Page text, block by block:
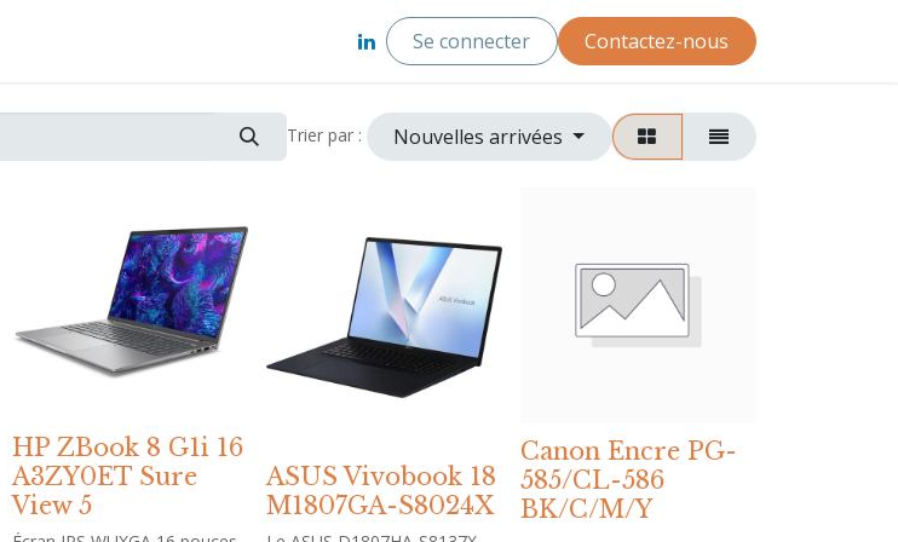
Se connecter Contactez-nous
Trier par : Nouvelles arrivées
HP ZBook 8 G1i 16
A3ZY0ET Sure
View 5
ASUS Vivobook 18
M1807GA-S8024X
Canon Encre PG-
585/CL-586
BK/C/M/Y